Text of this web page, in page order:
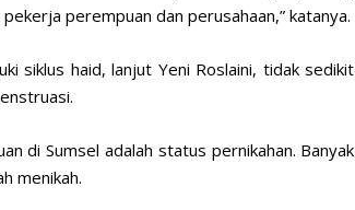
perempuan dan perusahaan,” katanya.
siklus haid, lanjut Yeni Roslaini, tidak sedikit
di Sumsel adalah status pernikahan. Banyak
menikah.